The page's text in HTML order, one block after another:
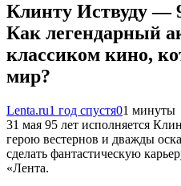
Клинту Иствуду —
Как легендарный
классиком кино,
мир?
Lenta.ru1 год спустя01 минуты
31 мая 95 лет исполняется
герою вестернов и дважды
сделать фантастическую
«Лента.